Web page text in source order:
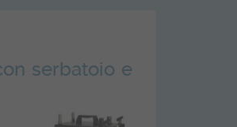
serbatoio e